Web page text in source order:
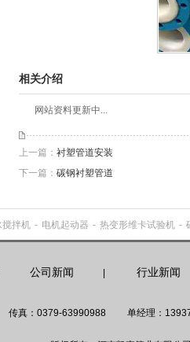
相关介绍
网站资料更新中...
上一篇： 衬塑管道安装
下一篇： 碳钢衬塑管道
搅拌机 - 电机起动器 - 热变形维卡试验机 -
公司新闻 行业新闻
传真：0379-63990988 单经理：